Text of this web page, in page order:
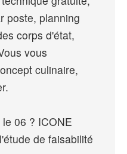
poste, planning
corps d'état,
vous
culinaire,
06 ? ICONE
de faisabilité